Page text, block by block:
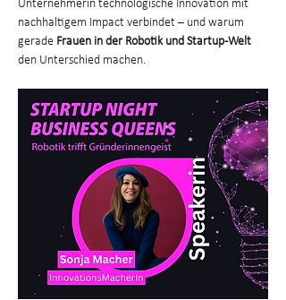
Unternehmerin technologische Innovation mit
nachhaltigem Impact verbindet – und warum
gerade Frauen in der Robotik und Startup-Welt
den Unterschied machen.